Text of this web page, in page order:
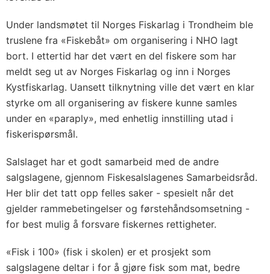
Under landsmøtet til Norges Fiskarlag i Trondheim ble
truslene fra «Fiskebåt» om organisering i NHO lagt
bort. I ettertid har det vært en del fiskere som har
meldt seg ut av Norges Fiskarlag og inn i Norges
Kystfiskarlag. Uansett tilknytning ville det vært en klar
styrke om all organisering av fiskere kunne samles
under en «paraply», med enhetlig innstilling utad i
fiskerispørsmål.
Salslaget har et godt samarbeid med de andre
salgslagene, gjennom Fiskesalslagenes Samarbeidsråd.
Her blir det tatt opp felles saker - spesielt når det
gjelder rammebetingelser og førstehåndsomsetning -
for best mulig å forsvare fiskernes rettigheter.
«Fisk i 100» (fisk i skolen) er et prosjekt som
salgslagene deltar i for å gjøre fisk som mat, bedre